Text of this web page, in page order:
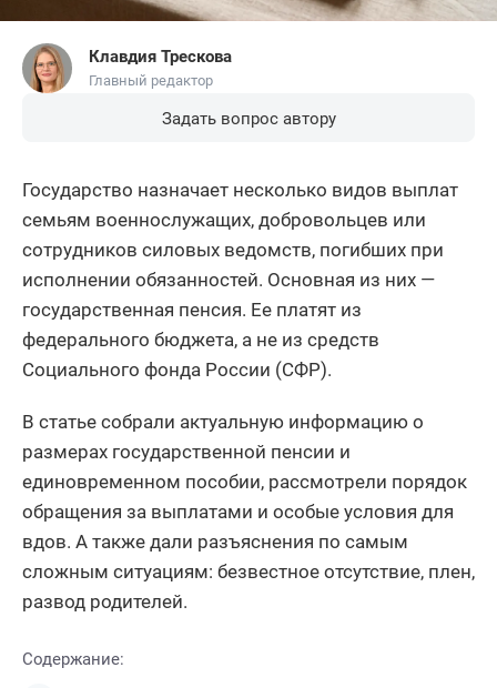
Клавдия Трескова
Главный редактор
Задать вопрос автору
Государство назначает несколько видов выплат
семьям военнослужащих, добровольцев или
сотрудников силовых ведомств, погибших при
исполнении обязанностей. Основная из них —
государственная пенсия. Ее платят из
федерального бюджета, а не из средств
Социального фонда России (СФР).
В статье собрали актуальную информацию о
размерах государственной пенсии и
единовременном пособии, рассмотрели порядок
обращения за выплатами и особые условия для
вдов. А также дали разъяснения по самым
сложным ситуациям: безвестное отсутствие, плен,
развод родителей.
Содержание: